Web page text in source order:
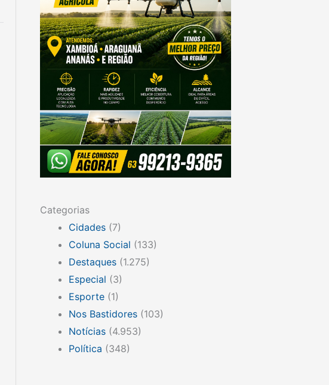
Categorias
Cidades (7)
Coluna Social (133)
Destaques (1.275)
Especial (3)
Esporte (1)
Nos Bastidores (103)
Notícias (4.953)
Política (348)